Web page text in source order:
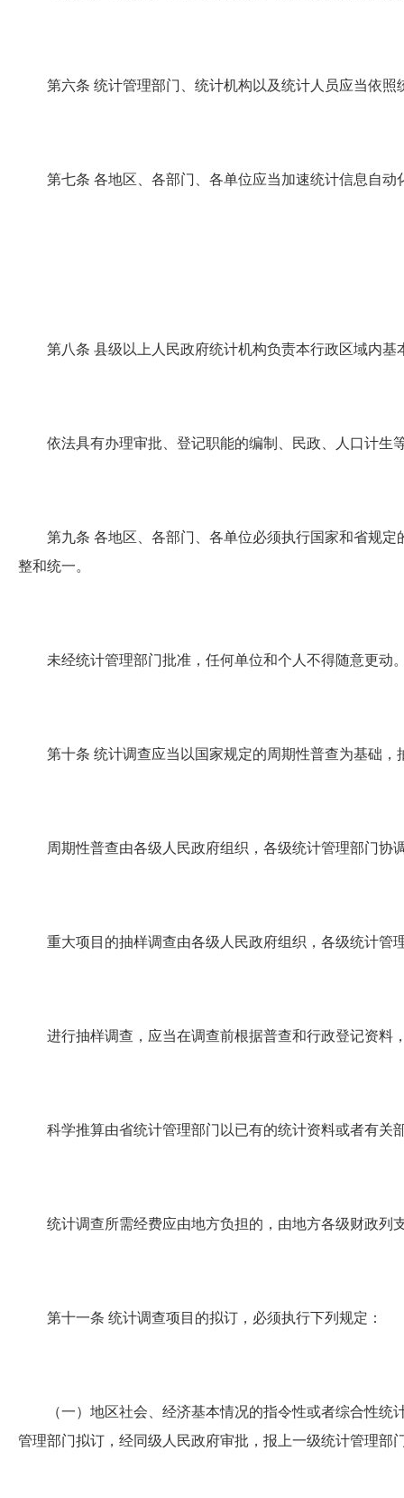
第六条 统计管理部门、统计机构以及统计人员应当依
第七条 各地区、各部门、各单位应当加速统计信息自
第八条 县级以上人民政府统计机构负责本行政区域内
依法具有办理审批、登记职能的编制、民政、人口计生
第九条 各地区、各部门、各单位必须执行国家和省规
整和统一。
未经统计管理部门批准，任何单位和个人不得随意更动
第十条 统计调查应当以国家规定的周期性普查为基础
周期性普查由各级人民政府组织，各级统计管理部门协
重大项目的抽样调查由各级人民政府组织，各级统计管
进行抽样调查，应当在调查前根据普查和行政登记资料
科学推算由省统计管理部门以已有的统计资料或者有关
统计调查所需经费应由地方负担的，由地方各级财政列
第十一条 统计调查项目的拟订，必须执行下列规定：
（一）地区社会、经济基本情况的指令性或者综合性统
管理部门拟订，经同级人民政府审批，报上一级统计管理